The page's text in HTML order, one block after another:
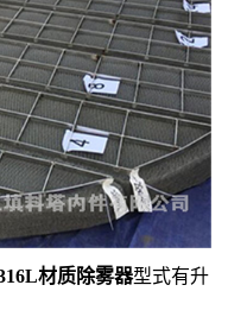
材质除雾器型式有升